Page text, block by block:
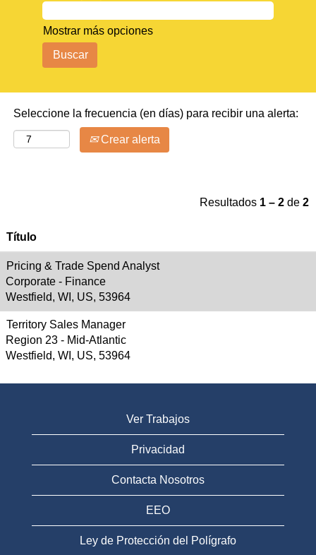
Mostrar más opciones
Seleccione la frecuencia (en días) para recibir una alerta:
Crear alerta
Resultados 1 – 2 de 2
Título
Pricing & Trade Spend Analyst
Corporate - Finance
Westfield, WI, US, 53964
Territory Sales Manager
Region 23 - Mid-Atlantic
Westfield, WI, US, 53964
Ver Trabajos
Privacidad
Contacta Nosotros
EEO
Ley de Protección del Polígrafo